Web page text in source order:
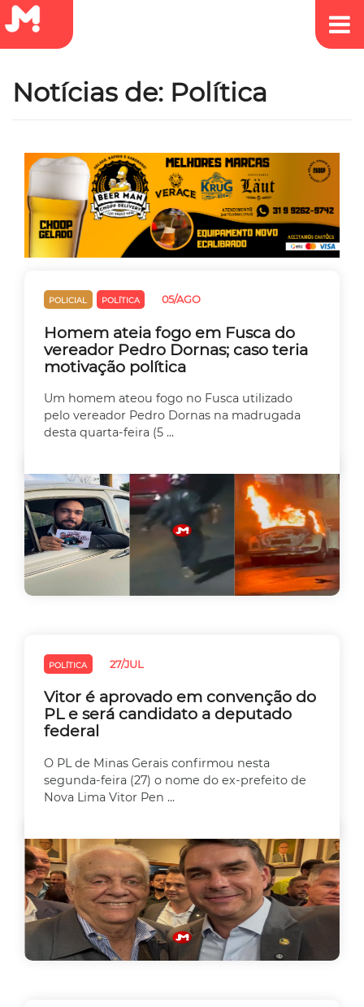
Notícias de: Política
POLICIAL POLÍTICA 05/AGO
Homem ateia fogo em Fusca do
vereador Pedro Dornas; caso teria
motivação política
Um homem ateou fogo no Fusca utilizado
pelo vereador Pedro Dornas na madrugada
desta quarta-feira (5 ...
POLÍTICA 27/JUL
Vitor é aprovado em convenção do
PL e será candidato a deputado
federal
O PL de Minas Gerais confirmou nesta
segunda-feira (27) o nome do ex-prefeito de
Nova Lima Vitor Pen ...